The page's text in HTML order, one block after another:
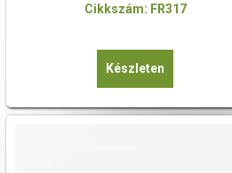
Cikkszám: FR317
Készleten